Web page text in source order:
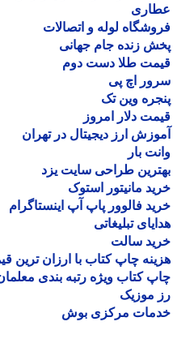
لوله و اتصالات
زنده جام جهانی
طلا دست دوم
اچ پی
وین تک
دلار امروز
ارز دیجیتال در تهران
بار
طراحی سایت یزد
مانیتور استوک
فالوور پاپ آپ اینستاگرام
تبلیغاتی
سالت
چاپ کتاب با ارزان ترین قیمت
کتاب ویژه رتبه بندی معلمان
موزیک
مرکزی بوش